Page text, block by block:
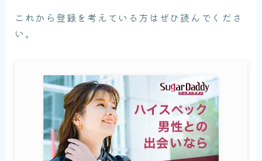
これから登録を考えている方はぜひ読んでくださ
い。